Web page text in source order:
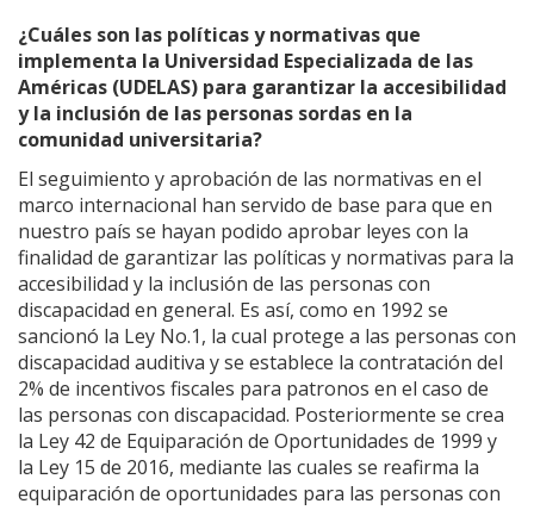
¿Cuáles son las políticas y normativas que
implementa la Universidad Especializada de las
Américas (UDELAS) para garantizar la accesibilidad
y la inclusión de las personas sordas en la
comunidad universitaria?
El seguimiento y aprobación de las normativas en el
marco internacional han servido de base para que en
nuestro país se hayan podido aprobar leyes con la
finalidad de garantizar las políticas y normativas para la
accesibilidad y la inclusión de las personas con
discapacidad en general. Es así, como en 1992 se
sancionó la Ley No.1, la cual protege a las personas con
discapacidad auditiva y se establece la contratación del
2% de incentivos fiscales para patronos en el caso de
las personas con discapacidad. Posteriormente se crea
la Ley 42 de Equiparación de Oportunidades de 1999 y
la Ley 15 de 2016, mediante las cuales se reafirma la
equiparación de oportunidades para las personas con